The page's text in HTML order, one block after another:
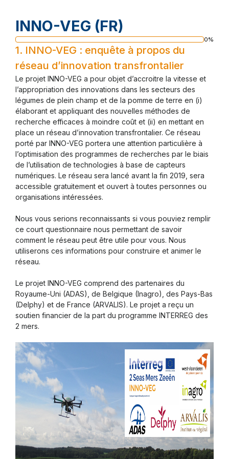
INNO-VEG (FR)
Progression
0%
1. INNO-VEG : enquête à propos du
réseau d’innovation transfrontalier
Le projet INNO-VEG a pour objet d’accroitre la vitesse et
l’appropriation des innovations dans les secteurs des
légumes de plein champ et de la pomme de terre en (i)
élaborant et appliquant des nouvelles méthodes de
recherche efficaces à moindre coût et (ii) en mettant en
place un réseau d’innovation transfrontalier. Ce réseau
porté par INNO-VEG portera une attention particulière à
l’optimisation des programmes de recherches par le biais
de l’utilisation de technologies à base de capteurs
numériques. Le réseau sera lancé avant la fin 2019, sera
accessible gratuitement et ouvert à toutes personnes ou
organisations intéressées.
Nous vous serions reconnaissants si vous pouviez remplir
ce court questionnaire nous permettant de savoir
comment le réseau peut être utile pour vous. Nous
utiliserons ces informations pour construire et animer le
réseau.
Le projet INNO-VEG comprend des partenaires du
Royaume-Uni (ADAS), de Belgique (Inagro), des Pays-Bas
(Delphy) et de France (ARVALIS). Le projet a reçu un
soutien financier de la part du programme INTERREG des
2 mers.